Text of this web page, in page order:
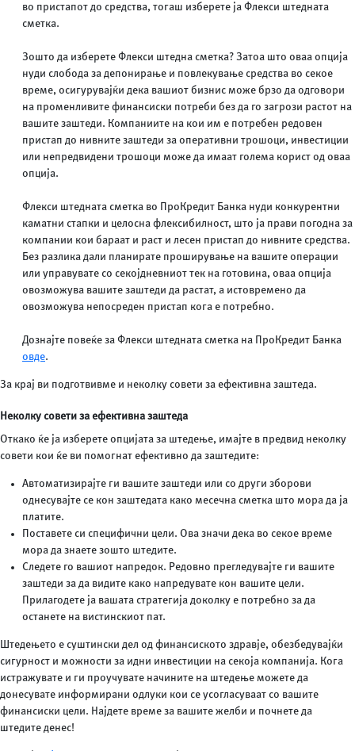
во пристапот до средства, тогаш изберете ја Флекси штедната
сметка.
Зошто да изберете Флекси штедна сметка? Затоа што оваа опција
нуди слобода за депонирање и повлекување средства во секое
време, осигурувајќи дека вашиот бизнис може брзо да одговори
на променливите финансиски потреби без да го загрози растот на
вашите заштеди. Компаниите на кои им е потребен редовен
пристап до нивните заштеди за оперативни трошоци, инвестиции
или непредвидени трошоци може да имаат голема корист од оваа
опција.
Флекси штедната сметка во ПроКредит Банка нуди конкурентни
каматни стапки и целосна флексибилност, што ја прави погодна за
компании кои бараат и раст и лесен пристап до нивните средства.
Без разлика дали планирате проширување на вашите операции
или управувате со секојдневниот тек на готовина, оваа опција
овозможува вашите заштеди да растат, а истовремено да
овозможува непосреден пристап кога е потребно.
Дознајте повеќе за Флекси штедната сметка на ПроКредит Банка
овде.
За крај ви подготвивме и неколку совети за ефективна заштеда.
Неколку совети за ефективна заштеда
Откако ќе ја изберете опцијата за штедење, имајте в предвид неколку
совети кои ќе ви помогнат ефективно да заштедите:
Автоматизирајте ги вашите заштеди или со други зборови
однесувајте се кон заштедата како месечна сметка што мора да ја
платите.
Поставете си специфични цели. Ова значи дека во секое време
мора да знаете зошто штедите.
Следете го вашиот напредок. Редовно прегледувајте ги вашите
заштеди за да видите како напредувате кон вашите цели.
Прилагодете ја вашата стратегија доколку е потребно за да
останете на вистинскиот пат.
Штедењето е суштински дел од финансиското здравје, обезбедувајќи
сигурност и можности за идни инвестиции на секоја компанија. Кога
истражувате и ги проучувате начините на штедење можете да
донесувате информирани одлуки кои се усогласуваат со вашите
финансиски цели. Најдете време за вашите желби и почнете да
штедите денес!